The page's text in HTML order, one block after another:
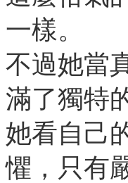
一樣。
不過她當
滿了獨特
她看自己
懼，只有